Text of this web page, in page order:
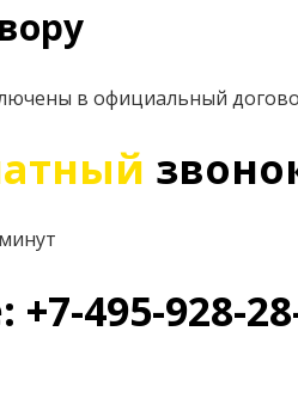
в официальный
495-928-